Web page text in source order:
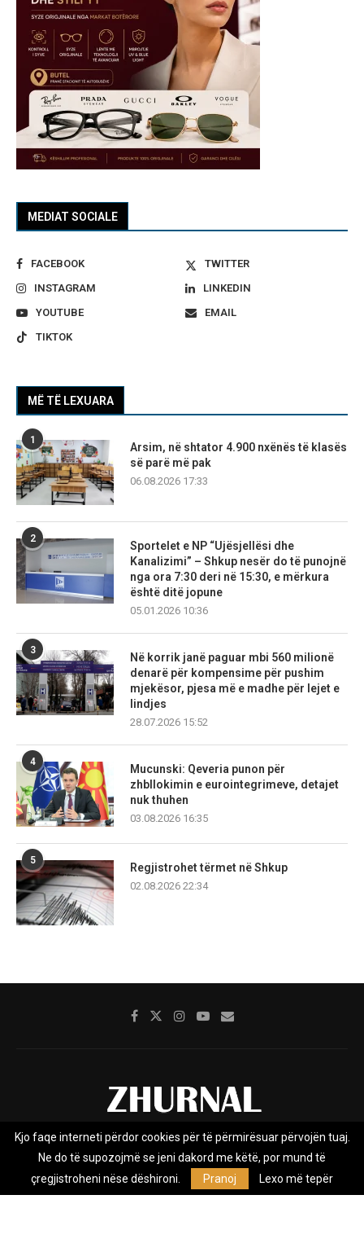
MEDIAT SOCIALE
FACEBOOK
TWITTER
INSTAGRAM
LINKEDIN
YOUTUBE
EMAIL
TIKTOK
MË TË LEXUARA
1
Arsim, në shtator 4.900 nxënës të klasës
së parë më pak
06.08.2026 17:33
2
Sportelet e NP “Ujësjellësi dhe
Kanalizimi” – Shkup nesër do të punojnë
nga ora 7:30 deri në 15:30, e mërkura
është ditë jopune
05.01.2026 10:36
3
Në korrik janë paguar mbi 560 milionë
denarë për kompensime për pushim
mjekësor, pjesa më e madhe për lejet e
lindjes
28.07.2026 15:52
4
Mucunski: Qeveria punon për
zhbllokimin e eurointegrimeve, detajet
nuk thuhen
03.08.2026 16:35
5
Regjistrohet tërmet në Shkup
02.08.2026 22:34
Rreth nesh Impresumi Marketing
Privacy Policy
Zhurnal.mk është Agjenci e Lajmeve e pavarur, e themeluar në vitin
Kjo faqe interneti përdor cookies për të përmirësuar përvojën tuaj.
Ne do të supozojmë se jeni dakord me këtë, por mund të
çregjistroheni nëse dëshironi.
Pranoj Lexo më tepër